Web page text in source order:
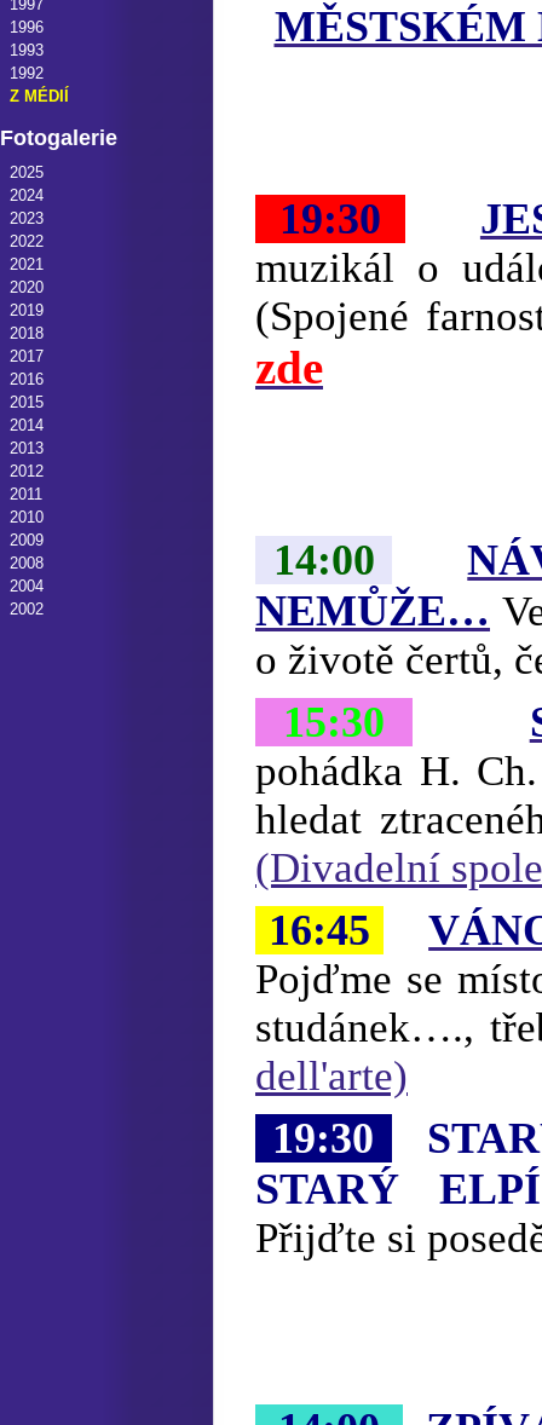
1997
1996
1993
1992
Z MÉDIÍ
Fotogalerie
2025
2024
2023
2022
2021
2020
2019
2018
2017
2016
2015
2014
2013
2012
2011
2010
2009
2008
2004
2002
MĚSTSKÉM
19:30
muzikál o
(Spojené
zde
14:00
NEMŮŽE…
o životě čertů,
15:30
pohádka H.
hledat
(Divadelní
16:45
Pojďme se
studánek….,
dell'arte)
19:30
STARÝ
Přijďte si